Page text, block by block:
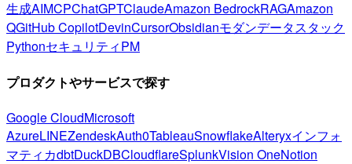
生成AIMCPChatGPTClaudeAmazon BedrockRAGAmazon
QGitHub CopilotDevinCursorObsidianモダンデータスタック
PythonセキュリティPM
プロダクトやサービスで探す
Google CloudMicrosoft
AzureLINEZendeskAuth0TableauSnowflakeAlteryxインフォ
マティカdbtDuckDBCloudflareSplunkVision OneNotion